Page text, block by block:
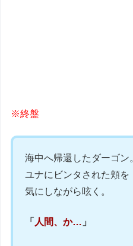
※終盤
海中へ帰還したダーゴン
ユナにビンタされた頬を
気にしながら呟く。
「 人間、か… 」